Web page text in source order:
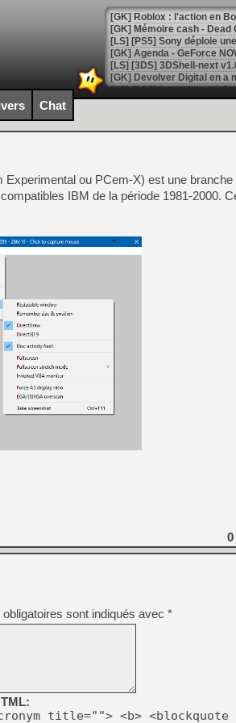
[GK] Roblox : l'action en
[GK] Agenda - GeForce
[GK] Devolver Digital en a
[LS] [PS5] ps5-y2jb-
[GK] Pourquoi Marvel
[GK] Test : Restory : Chill
[GK] GTA 6 : Rockstar
[GK] Hot Wheels Infinite
[GK] Mémoire cash -
[GK] Résultats Nintendo :
[GK] Déjà des
[Mo5] Brickboy cherche à
[GK] Minecraft et ses «
[GK] Beast of
[GK] Ubisoft : fin de partie
[GK] Mémoire cash -
[GK] Dan Houser (GTA)
[GK] Comment EA Sports
[GK] Crimson Moon : un
[GK] Isle of Reveries : le
[GK] Moonlighter 2 : The
[GK] Capcom relance
[Mo5] Deux inédits du
[GK] Le beat'em up The
[GK] Endless Legend 2 :
[LS] [PS5] Le WebKit
[GK] Oubliez Crazy Taxi,
[LS] [Switch] NSZ 5.0.0
[GK] Bethesda fête les 30
Chat
ou PCem-X) est une branche
IBM de la période 1981-2000.
0
sont indiqués avec *
title=""> <b> <blockquote